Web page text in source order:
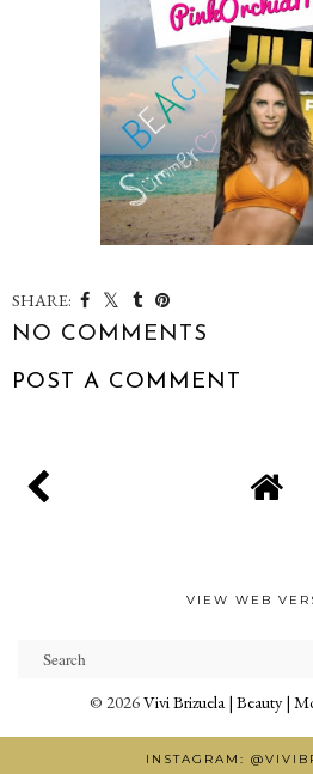
SHARE:
NO COMMENTS
POST A COMMENT
VIEW WEB
© 2026Vivi Brizuela | Beauty |
INSTAGRAM: